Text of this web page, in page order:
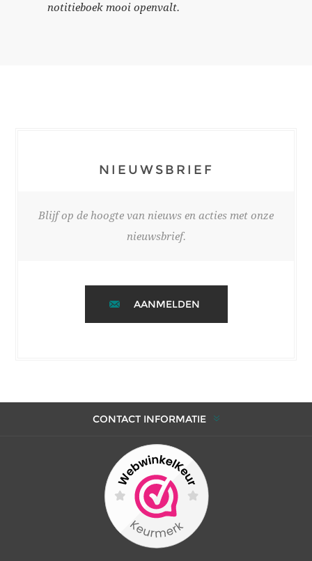
notitieboek mooi openvalt.
NIEUWSBRIEF
Blijf op de hoogte van nieuws en acties met onze
nieuwsbrief.
AANMELDEN
CONTACT INFORMATIE